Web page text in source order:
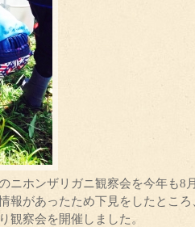
ニホンザリガニ観察会を今年も8
報があったため下見をしたとこ
観察会を開催しました。